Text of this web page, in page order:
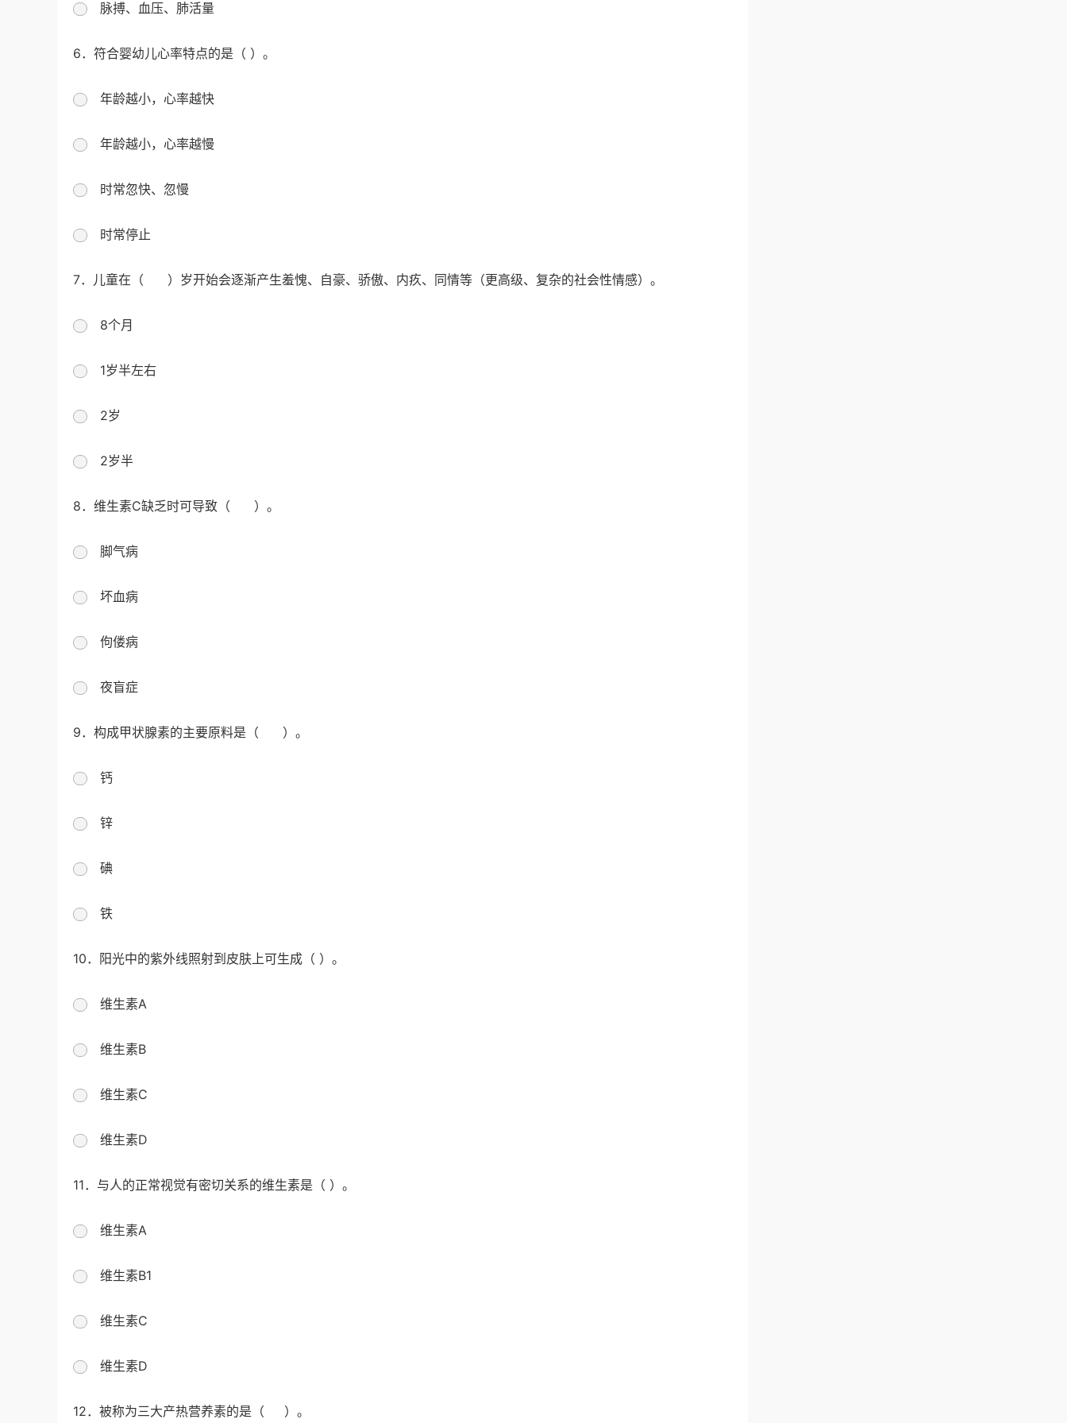
脉搏、血压、肺活量
6．符合婴幼儿心率特点的是（ ）。
年龄越小，心率越快
年龄越小，心率越慢
时常忽快、忽慢
时常停止
7．儿童在（ ）岁开始会逐渐产生羞愧、自豪、骄傲、内疚、同情等（更高级、复杂的社会性情感）。
8个月
1岁半左右
2岁
2岁半
8．维生素C缺乏时可导致（ ）。
脚气病
坏血病
佝偻病
夜盲症
9．构成甲状腺素的主要原料是（ ）。
钙
锌
碘
铁
10．阳光中的紫外线照射到皮肤上可生成（ ）。
维生素A
维生素B
维生素C
维生素D
11．与人的正常视觉有密切关系的维生素是（ ）。
维生素A
维生素B1
维生素C
维生素D
12．被称为三大产热营养素的是（ ）。